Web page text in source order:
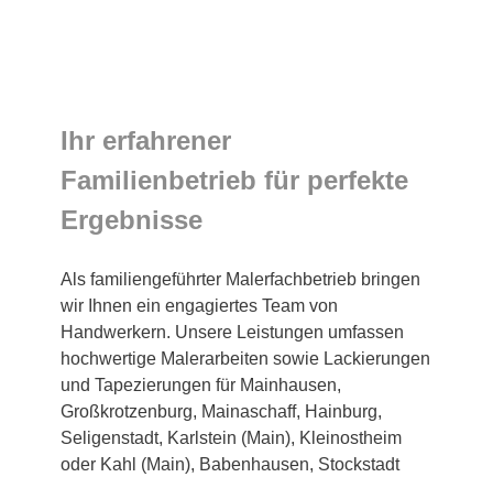
Ihr erfahrener
Familienbetrieb für perfekte
Ergebnisse
Als familiengeführter Malerfachbetrieb bringen
wir Ihnen ein engagiertes Team von
Handwerkern. Unsere Leistungen umfassen
hochwertige Malerarbeiten sowie Lackierungen
und Tapezierungen für Mainhausen,
Großkrotzenburg, Mainaschaff, Hainburg,
Seligenstadt, Karlstein (Main), Kleinostheim
oder Kahl (Main), Babenhausen, Stockstadt